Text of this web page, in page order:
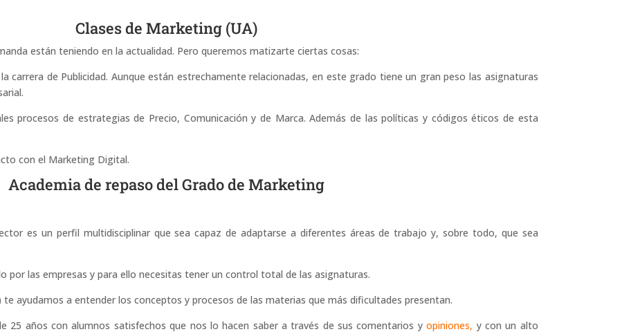
Clases de Marketing (UA)
están teniendo en la actualidad. Pero queremos matizarte ciertas cosas:
carrera de Publicidad. Aunque están estrechamente relacionadas, en este grado tiene un gran peso las asignaturas
procesos de estrategias de Precio, Comunicación y de Marca. Además de las políticas y códigos éticos de esta
con el Marketing Digital.
Academia de repaso del Grado de Marketing
es un perfil multidisciplinar que sea capaz de adaptarse a diferentes áreas de trabajo y, sobre todo, que sea
por las empresas y para ello necesitas tener un control total de las asignaturas.
te ayudamos a entender los conceptos y procesos de las materias que más dificultades presentan.
25 años con alumnos satisfechos que nos lo hacen saber a través de sus comentarios yopiniones, y con un alto